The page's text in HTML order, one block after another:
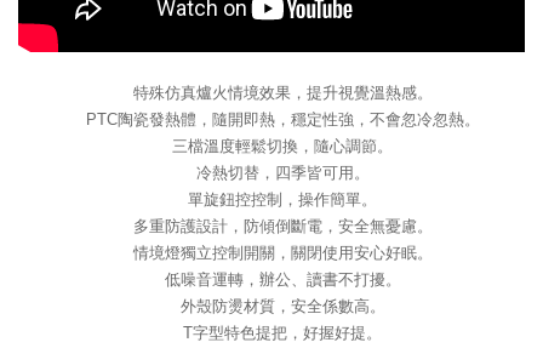
特殊仿真爐火情境效果，提升視覺溫熱感。
PTC陶瓷發熱體，隨開即熱，穩定性強，不會忽冷忽熱。
三檔溫度輕鬆切換，隨心調節。
冷熱切替，四季皆可用。
單旋鈕控控制，操作簡單。
多重防護設計，防傾倒斷電，安全無憂慮。
情境燈獨立控制開關，關閉使用安心好眠。
低噪音運轉，辦公、讀書不打擾。
外殼防燙材質，安全係數高。
T字型特色提把，好握好提。